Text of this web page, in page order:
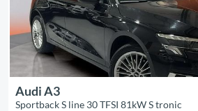
Audi A3
Sportback S line 30 TFSI 81kW S tronic